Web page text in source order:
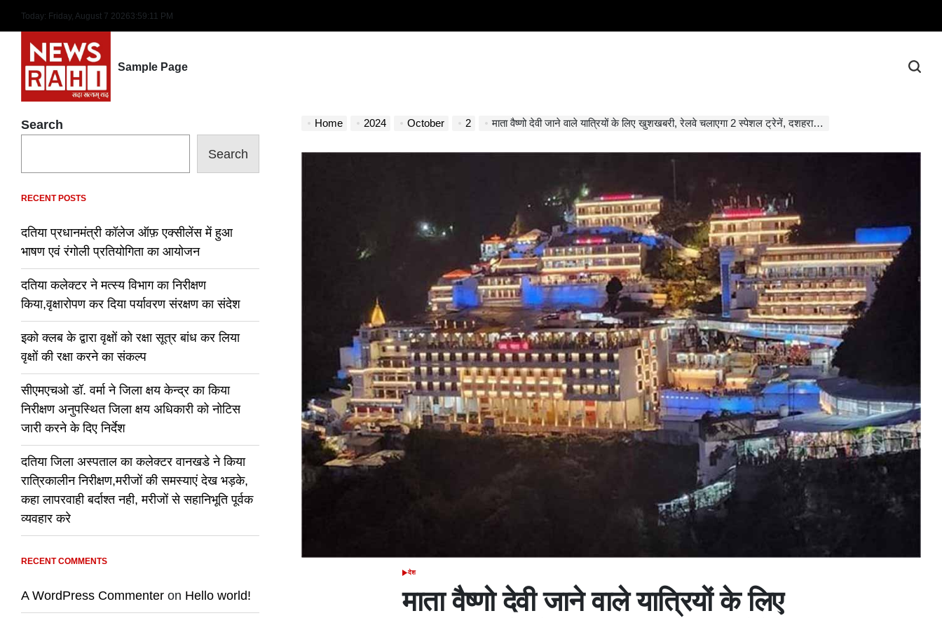
content
Today: Friday, August 7 20263:59:12 PM
Sample Page
Home 2024 October 2 माता वैष्णो देवी जाने वाले यात्रियों के लिए खुशखबरी, रेलवे चलाएगा 2 स्पेशल ट्रेनें, दशहरा व दीवाली पर चलेंगी
POSTED
देश
माता वैष्णो देवी जाने वाले यात्रियों के लिए
Search
Search
RECENT POSTS
दतिया प्रधानमंत्री कॉलेज ऑफ़ एक्सीलेंस में हुआ
भाषण एवं रंगोली प्रतियोगिता का आयोजन
दतिया कलेक्टर ने मत्स्य विभाग का निरीक्षण
किया,वृक्षारोपण कर दिया पर्यावरण संरक्षण का संदेश
इको क्लब के द्वारा वृक्षों को रक्षा सूत्र बांध कर लिया
वृक्षों की रक्षा करने का संकल्प
सीएमएचओ डॉ. वर्मा ने जिला क्षय केन्द्र का किया
निरीक्षण अनुपस्थित जिला क्षय अधिकारी को नोटिस
जारी करने के दिए निर्देश
दतिया जिला अस्पताल का कलेक्टर वानखडे ने किया
रात्रिकालीन निरीक्षण,मरीजों की समस्याएं देख भड़के,
कहा लापरवाही बर्दाश्त नही, मरीजों से सहानिभूति पूर्वक
व्यवहार करे
RECENT COMMENTS
A WordPress Commenter on Hello world!